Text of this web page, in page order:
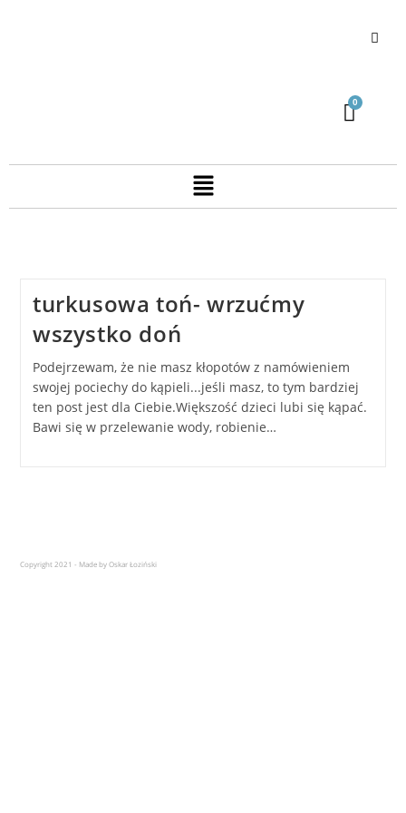
turkusowa toń- wrzućmy
wszystko doń
Podejrzewam, że nie masz kłopotów z namówieniem
swojej pociechy do kąpieli...jeśli masz, to tym bardziej
ten post jest dla Ciebie.Większość dzieci lubi się kąpać.
Bawi się w przelewanie wody, robienie…
Copyright 2021 - Made by Oskar Łoziński